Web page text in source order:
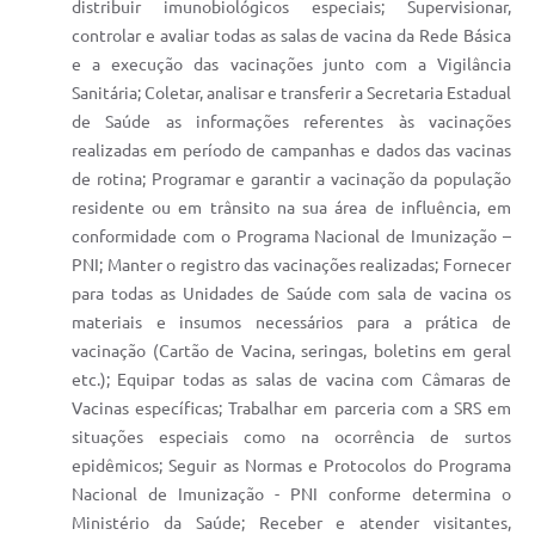
distribuir imunobiológicos especiais; Supervisionar,
controlar e avaliar todas as salas de vacina da Rede Básica
e a execução das vacinações junto com a Vigilância
Sanitária; Coletar, analisar e transferir a Secretaria Estadual
de Saúde as informações referentes às vacinações
realizadas em período de campanhas e dados das vacinas
de rotina; Programar e garantir a vacinação da população
residente ou em trânsito na sua área de influência, em
conformidade com o Programa Nacional de Imunização –
PNI; Manter o registro das vacinações realizadas; Fornecer
para todas as Unidades de Saúde com sala de vacina os
materiais e insumos necessários para a prática de
vacinação (Cartão de Vacina, seringas, boletins em geral
etc.); Equipar todas as salas de vacina com Câmaras de
Vacinas específicas; Trabalhar em parceria com a SRS em
situações especiais como na ocorrência de surtos
epidêmicos; Seguir as Normas e Protocolos do Programa
Nacional de Imunização - PNI conforme determina o
Ministério da Saúde; Receber e atender visitantes,